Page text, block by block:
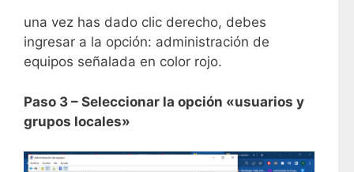
una vez has dado clic derecho, debes
ingresar a la opción: administración de
equipos señalada en color rojo.
Paso 3 – Seleccionar la opción «usuarios y
grupos locales»